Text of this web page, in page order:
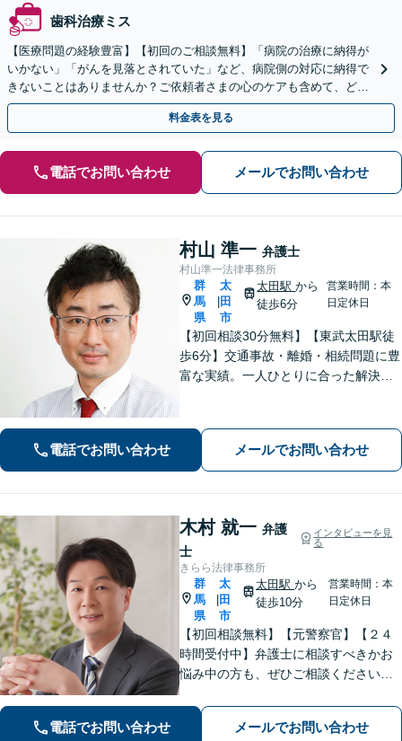
歯科治療ミス
【医療問題の経験豊富】【初回のご相談無料】「病院の治療に納得が
いかない」「がんを見落とされていた」など、病院側の対応に納得で
きないことはありませんか？ご依頼者さまの心のケアも含めて、どん
な案件にも向き合います【休日の対応可能】
料金表を見る
電話でお問い合わせ メールでお問い合わせ
村山 準一 弁護士
村山準一法律事務所
群
馬
県
太
田
市
太田駅から
徒歩6分
営業時間：本
日定休日
【初回相談30分無料】【東武太田駅徒
歩6分】交通事故・離婚・相続問題に豊
富な実績。一人ひとりに合った解決方
もご相談ください。
電話でお問い合わせ メールでお問い合わせ
木村 就一 弁護
士
インタビューを見
る
きらら法律事務所
群
馬
県
太
田
市
太田駅 から
徒歩10分
営業時間：本
日定休日
【初回相談無料】【元警察官】【２４
時間受付中】弁護士に相談すべきかお
悩み中の方も、ぜひご相談ください
法務など】ご相談者さまに寄り添い、
きめ細やかな対応で、スピーディーに
電話でお問い合わせ メールでお問い合わせ